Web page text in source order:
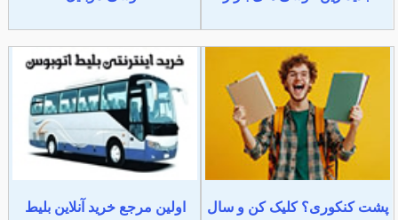
پشت کنکوری؟ کلیک کن و سال
اولین مرجع خرید آنلاین بلیط